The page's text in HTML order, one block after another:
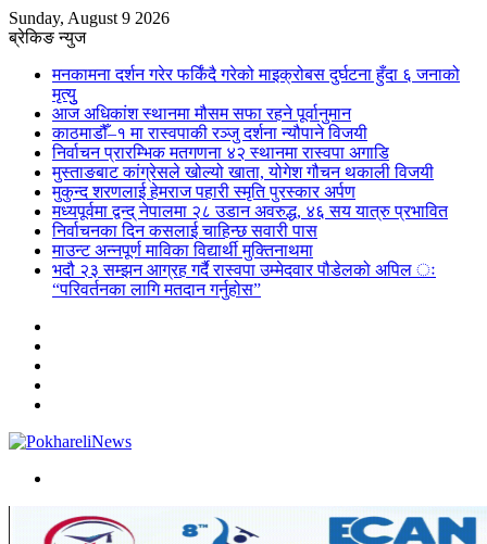
Sunday, August 9 2026
ब्रेकिङ न्युज
मनकामना दर्शन गरेर फर्किंदै गरेको माइक्रोबस दुर्घटना हुँदा ६ जनाको
मृत्युु
आज अधिकांश स्थानमा मौसम सफा रहने पूर्वानुमान
काठमाडौँ–१ मा रास्वपाकी रञ्जु दर्शना न्यौपाने विजयी
निर्वाचन प्रारम्भिक मतगणना ४२ स्थानमा रास्वपा अगाडि
मुस्ताङबाट कांग्रेसले खोल्यो खाता, योगेश गौचन थकाली विजयी
मुकुन्द शरणलाई हेमराज पहारी स्मृति पुरस्कार अर्पण
मध्यपूर्वमा द्वन्द् नेपालमा २८ उडान अवरुद्ध, ४६ सय यात्रु प्रभावित
निर्वाचनका दिन कसलाई चाहिन्छ सवारी पास
माउन्ट अन्नपूर्ण माविका विद्यार्थी मुक्तिनाथमा
भदौ २३ सम्झन आग्रह गर्दै रास्वपा उम्मेदवार पौडेलको अपिल ः
“परिवर्तनका लागि मतदान गर्नुहोस”